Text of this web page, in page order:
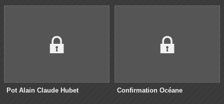
Pot Alain Claude Hubet Confirmation Océane